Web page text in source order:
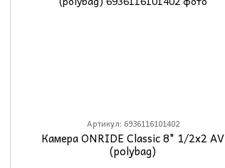
Артикул: 6936116101402
Камера ONRIDE Classic 8" 1/2х2 AV
(polybag)